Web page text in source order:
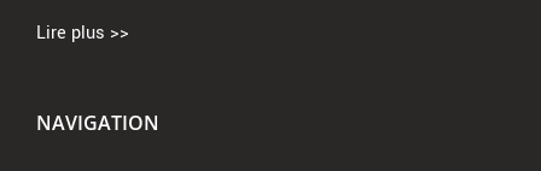
Lire plus >>
NAVIGATION